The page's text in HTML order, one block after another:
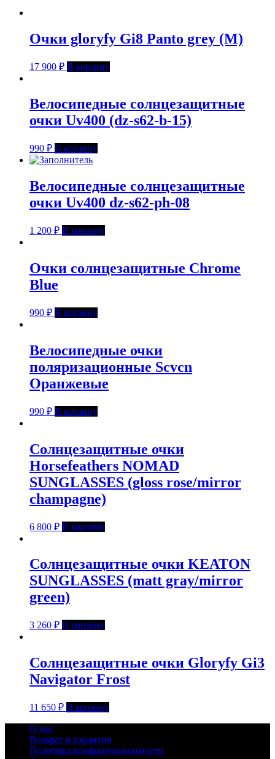
Очки gloryfy Gi8 Panto grey (M)
17 900 ₽ В корзину
Велосипедные солнцезащитные
очки Uv400 (dz-s62-b-15)
990 ₽ В корзину
Велосипедные солнцезащитные
очки Uv400 dz-s62-ph-08
1 200 ₽ В корзину
Очки солнцезащитные Chrome
Blue
990 ₽ В корзину
Велосипедные очки
поляризационные Scvcn
Оранжевые
990 ₽ В корзину
Солнцезащитные очки
Horsefeathers NOMAD
SUNGLASSES (gloss rose/mirror
champagne)
6 800 ₽ В корзину
Солнцезащитные очки KEATON
SUNGLASSES (matt gray/mirror
green)
3 260 ₽ В корзину
Солнцезащитные очки Gloryfy Gi3
Navigator Frost
11 650 ₽ В корзину
О нас
Возврат и гарантия
Политика конфиденциальности